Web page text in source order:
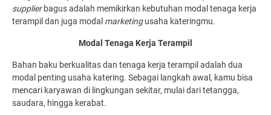
supplierbagus adalah memikirkan kebutuhan modal tenaga kerja
terampil dan juga modal marketingusaha kateringmu.
Modal Tenaga Kerja Terampil
Bahan baku berkualitas dan tenaga kerja terampil adalah dua
modal penting usaha katering. Sebagai langkah awal, kamu bisa
mencari karyawan di lingkungan sekitar, mulai dari tetangga,
saudara, hingga kerabat.